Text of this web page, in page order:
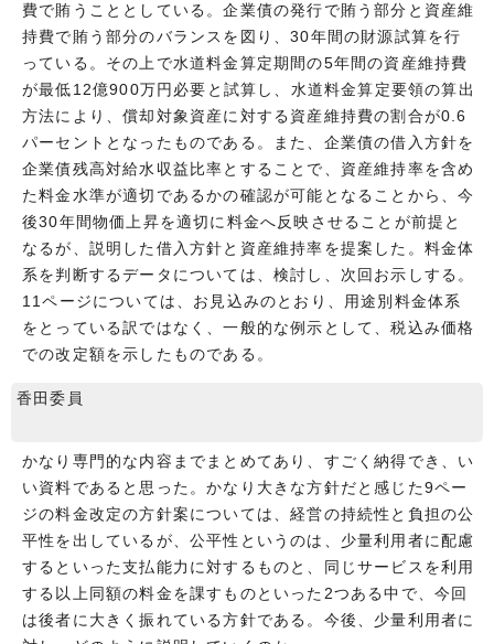
費で賄うこととしている。企業債の発行で賄う部分と資産維
持費で賄う部分のバランスを図り、30年間の財源試算を行
っている。その上で水道料金算定期間の5年間の資産維持費
が最低12億900万円必要と試算し、水道料金算定要領の算出
方法により、償却対象資産に対する資産維持費の割合が0.6
パーセントとなったものである。また、企業債の借入方針を
企業債残高対給水収益比率とすることで、資産維持率を含め
た料金水準が適切であるかの確認が可能となることから、今
後30年間物価上昇を適切に料金へ反映させることが前提と
なるが、説明した借入方針と資産維持率を提案した。料金体
系を判断するデータについては、検討し、次回お示しする。
11ページについては、お見込みのとおり、用途別料金体系
をとっている訳ではなく、一般的な例示として、税込み価格
での改定額を示したものである。
香田委員
かなり専門的な内容までまとめてあり、すごく納得でき、い
い資料であると思った。かなり大きな方針だと感じた9ペー
ジの料金改定の方針案については、経営の持続性と負担の公
平性を出しているが、公平性というのは、少量利用者に配慮
するといった支払能力に対するものと、同じサービスを利用
する以上同額の料金を課すものといった2つある中で、今回
は後者に大きく振れている方針である。今後、少量利用者に